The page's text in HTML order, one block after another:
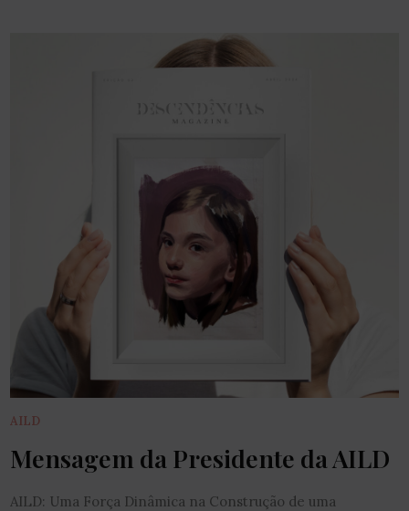
AILD
Mensagem da Presidente da AILD
AILD: Uma Força Dinâmica na Construção de uma